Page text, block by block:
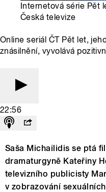
Internetová série Pět
Česká televize
Online seriál ČT Pět let,
znásilnění, vyvolává
22:56
Saša Michailidis se ptá
dramaturgyně Kateřiny
televizního publicisty
v zobrazování